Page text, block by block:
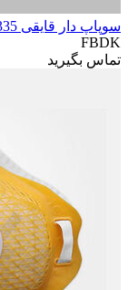
سوپاپ دار قایقی FFP3 335
FBDK
تماس بگیرید